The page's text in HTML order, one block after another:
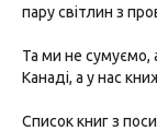
пару світлин з
Та ми не сумуємо,
Канаді, а у нас
Список книг з